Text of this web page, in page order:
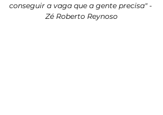
conseguir a vaga que a gente precisa" -
Zé Roberto Reynoso